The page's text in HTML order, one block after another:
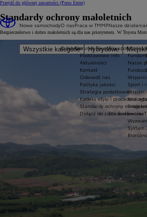
Przejdź do głównej zawartości (Press Enter)
Nowe samochody
Wszystkie kategorie Hybrydowe
O nas
O fabryce
Podstawowe info
Aktualności
Kontakt
Odwiedź nas
Polityka jakości
Strategia podatkowa
Kodeks etyki i procedura
Standardy ochrony
Dołącz do sieci dostawców
Praca w TMMP
Kierunek Toyota
Nasze działania
Dla
Nasze
Sport i
Dla środowiska
System
Standardy ochrony małoletnich
Bezpieczeństwo i dobro małoletnich są dla nas priorytetem. W Toyota